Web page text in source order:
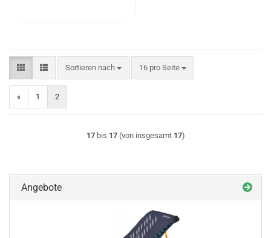
Sortieren nach
Sortieren nach 16 pro Seite
pro Seite
« 1 2
17bis 17(von insgesamt 17)
Angebote